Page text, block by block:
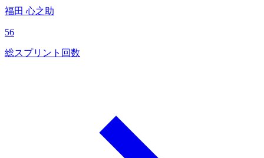
福田 心之助
56
総スプリント回数